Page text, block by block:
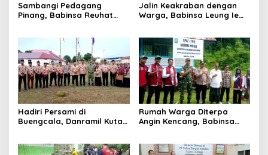
Sambangi Pedagang
Pinang, Babinsa Reuhat
Jalin Keakraban dengan
Warga, Babinsa Leung Ie
Hadiri Persami di
Buengcala, Danramil Kuta
Muda
Rumah Warga Diterpa
Angin Kencang, Babinsa
Panik